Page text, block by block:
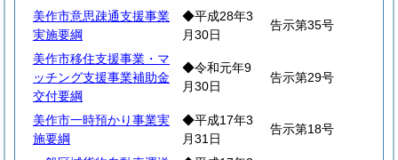
美作市意思疎通支援事業
実施要綱
◆平成28年3
月30日
告示第35号
美作市移住支援事業・マ
ッチング支援事業補助金
交付要綱
◆令和元年9
月30日
告示第29号
美作市一時預かり事業実
施要綱
◆平成17年3
月31日
告示第18号